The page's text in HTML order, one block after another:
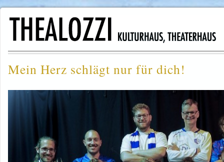
Mein Herz schlägt nur für dich!